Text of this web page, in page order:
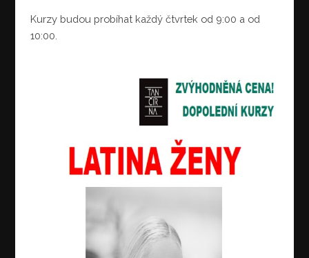
Kurzy budou probíhat každý čtvrtek od 9:00 a od
10:00.